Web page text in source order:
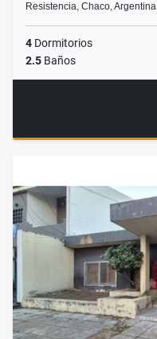
Resistencia, Chaco, Argentina
4 Dormitorios
2.5 Baños